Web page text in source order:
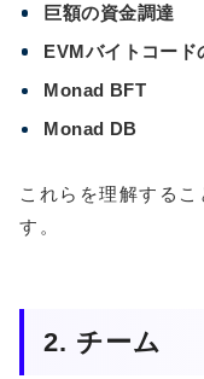
巨額の資金調達
EVMバイトコード
Monad BFT
Monad DB
これらを理解する
す。
2. チーム